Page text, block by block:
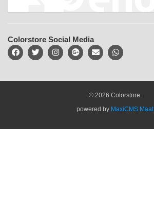
Colorstore Social Media
© 2026 Colorstore.
powered by MaxiCMS Maat